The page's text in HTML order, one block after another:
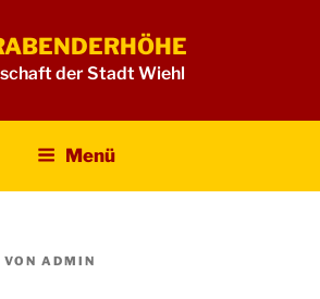
der Stadt Wiehl
Menü
VON ADMIN